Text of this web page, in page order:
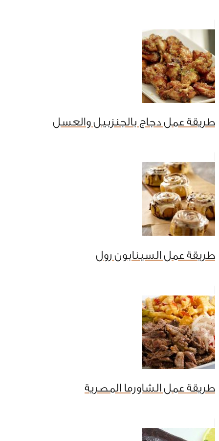
طريقة عمل دجاج بالجنزبيل والعسل
طريقة عمل السينابون رول
طريقة عمل الشاورما المصرية